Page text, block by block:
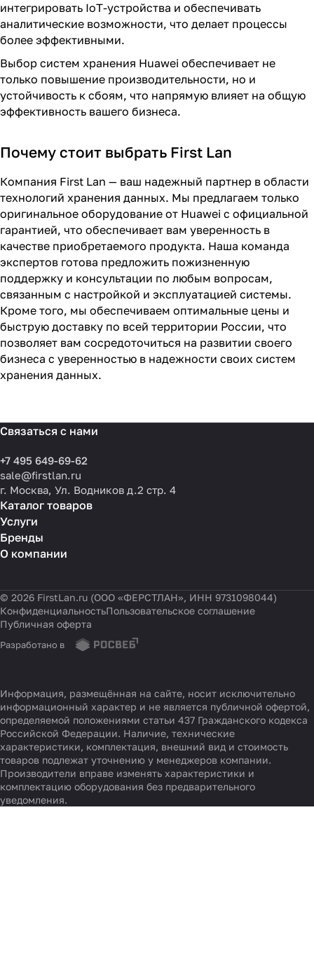
интегрировать IoT-устройства и обеспечивать
аналитические возможности, что делает процессы
более эффективными.
Выбор систем хранения Huawei обеспечивает не
только повышение производительности, но и
устойчивость к сбоям, что напрямую влияет на общую
эффективность вашего бизнеса.
Почему стоит выбрать First Lan
Компания First Lan — ваш надежный партнер в области
технологий хранения данных. Мы предлагаем только
оригинальное оборудование от Huawei с официальной
гарантией, что обеспечивает вам уверенность в
качестве приобретаемого продукта. Наша команда
экспертов готова предложить пожизненную
поддержку и консультации по любым вопросам,
связанным с настройкой и эксплуатацией системы.
Кроме того, мы обеспечиваем оптимальные цены и
быструю доставку по всей территории России, что
позволяет вам сосредоточиться на развитии своего
бизнеса с уверенностью в надежности своих систем
хранения данных.
Связаться с нами
+7 495 649-69-62
sale@firstlan.ru
г. Москва, Ул. Водников д.2 стр. 4
Каталог товаров
Услуги
Бренды
О компании
© 2026 FirstLan.ru (ООО «ФЕРСТЛАН», ИНН 9731098044)
КонфиденциальностьПользовательское соглашение
Публичная оферта
Разработано в
Информация, размещённая на сайте, носит исключительно
информационный характер и не является публичной офертой,
определяемой положениями статьи 437 Гражданского кодекса
Российской Федерации. Наличие, технические
характеристики, комплектация, внешний вид и стоимость
товаров подлежат уточнению у менеджеров компании.
Производители вправе изменять характеристики и
комплектацию оборудования без предварительного
уведомления.